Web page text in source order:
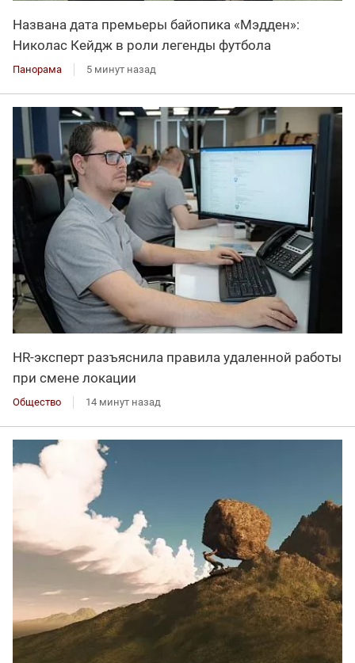
Названа дата премьеры байопика «Мэдден»:
Николас Кейдж в роли легенды футбола
Панорама 5 минут назад
HR-эксперт разъяснила правила удаленной работы
при смене локации
Общество 14 минут назад